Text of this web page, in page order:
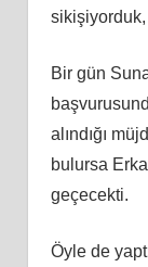
sikişiyorduk,
Bir gün
alındığı
bulursa
geçecekti.
Öyle de